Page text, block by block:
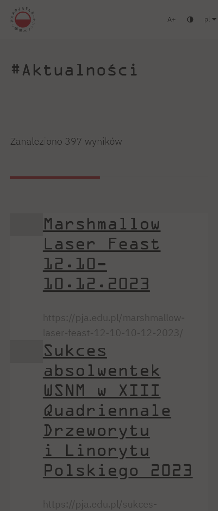
A pl
Zaloguj się
#Aktualności
Zanaleziono 397 wyników
Marshmallow
Laser Feast
12.10-
10.12.2023
https://pja.edu.pl/marshmallow-
laser-feast-12-10-10-12-2023/
Sukces
absolwentek
WSNM w XIII
Quadriennale
Drzeworytu
i Linorytu
Polskiego 2023
https://pja.edu.pl/sukces-